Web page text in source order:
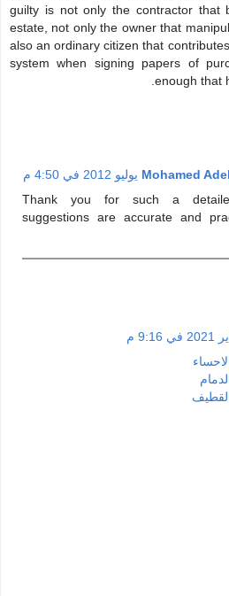
guilty is not only the contractor that
estate, not only the owner that
also an ordinary citizen that
system when signing papers of
enough that
Mohamed
Thank you for such a
suggestions are accurate and